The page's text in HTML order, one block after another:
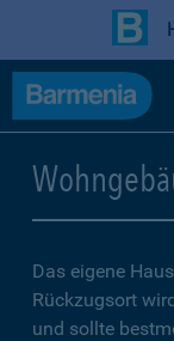
Das eigene
Rückzugsort
und sollte